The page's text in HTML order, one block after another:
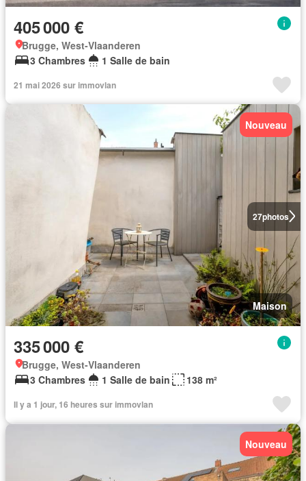
405 000 €
Brugge, West-Vlaanderen
3 Chambres
1 Salle de bain
21 mai 2026 sur immovlan
27photos
Nouveau
Maison
335 000 €
Brugge, West-Vlaanderen
3 Chambres
1 Salle de bain 138 m²
Il y a 1 jour, 16 heures sur immovlan
Nouveau